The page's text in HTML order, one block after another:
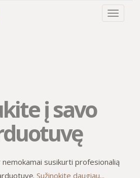
į savo
susikurti profesionalią
Sužinokite daugiau...